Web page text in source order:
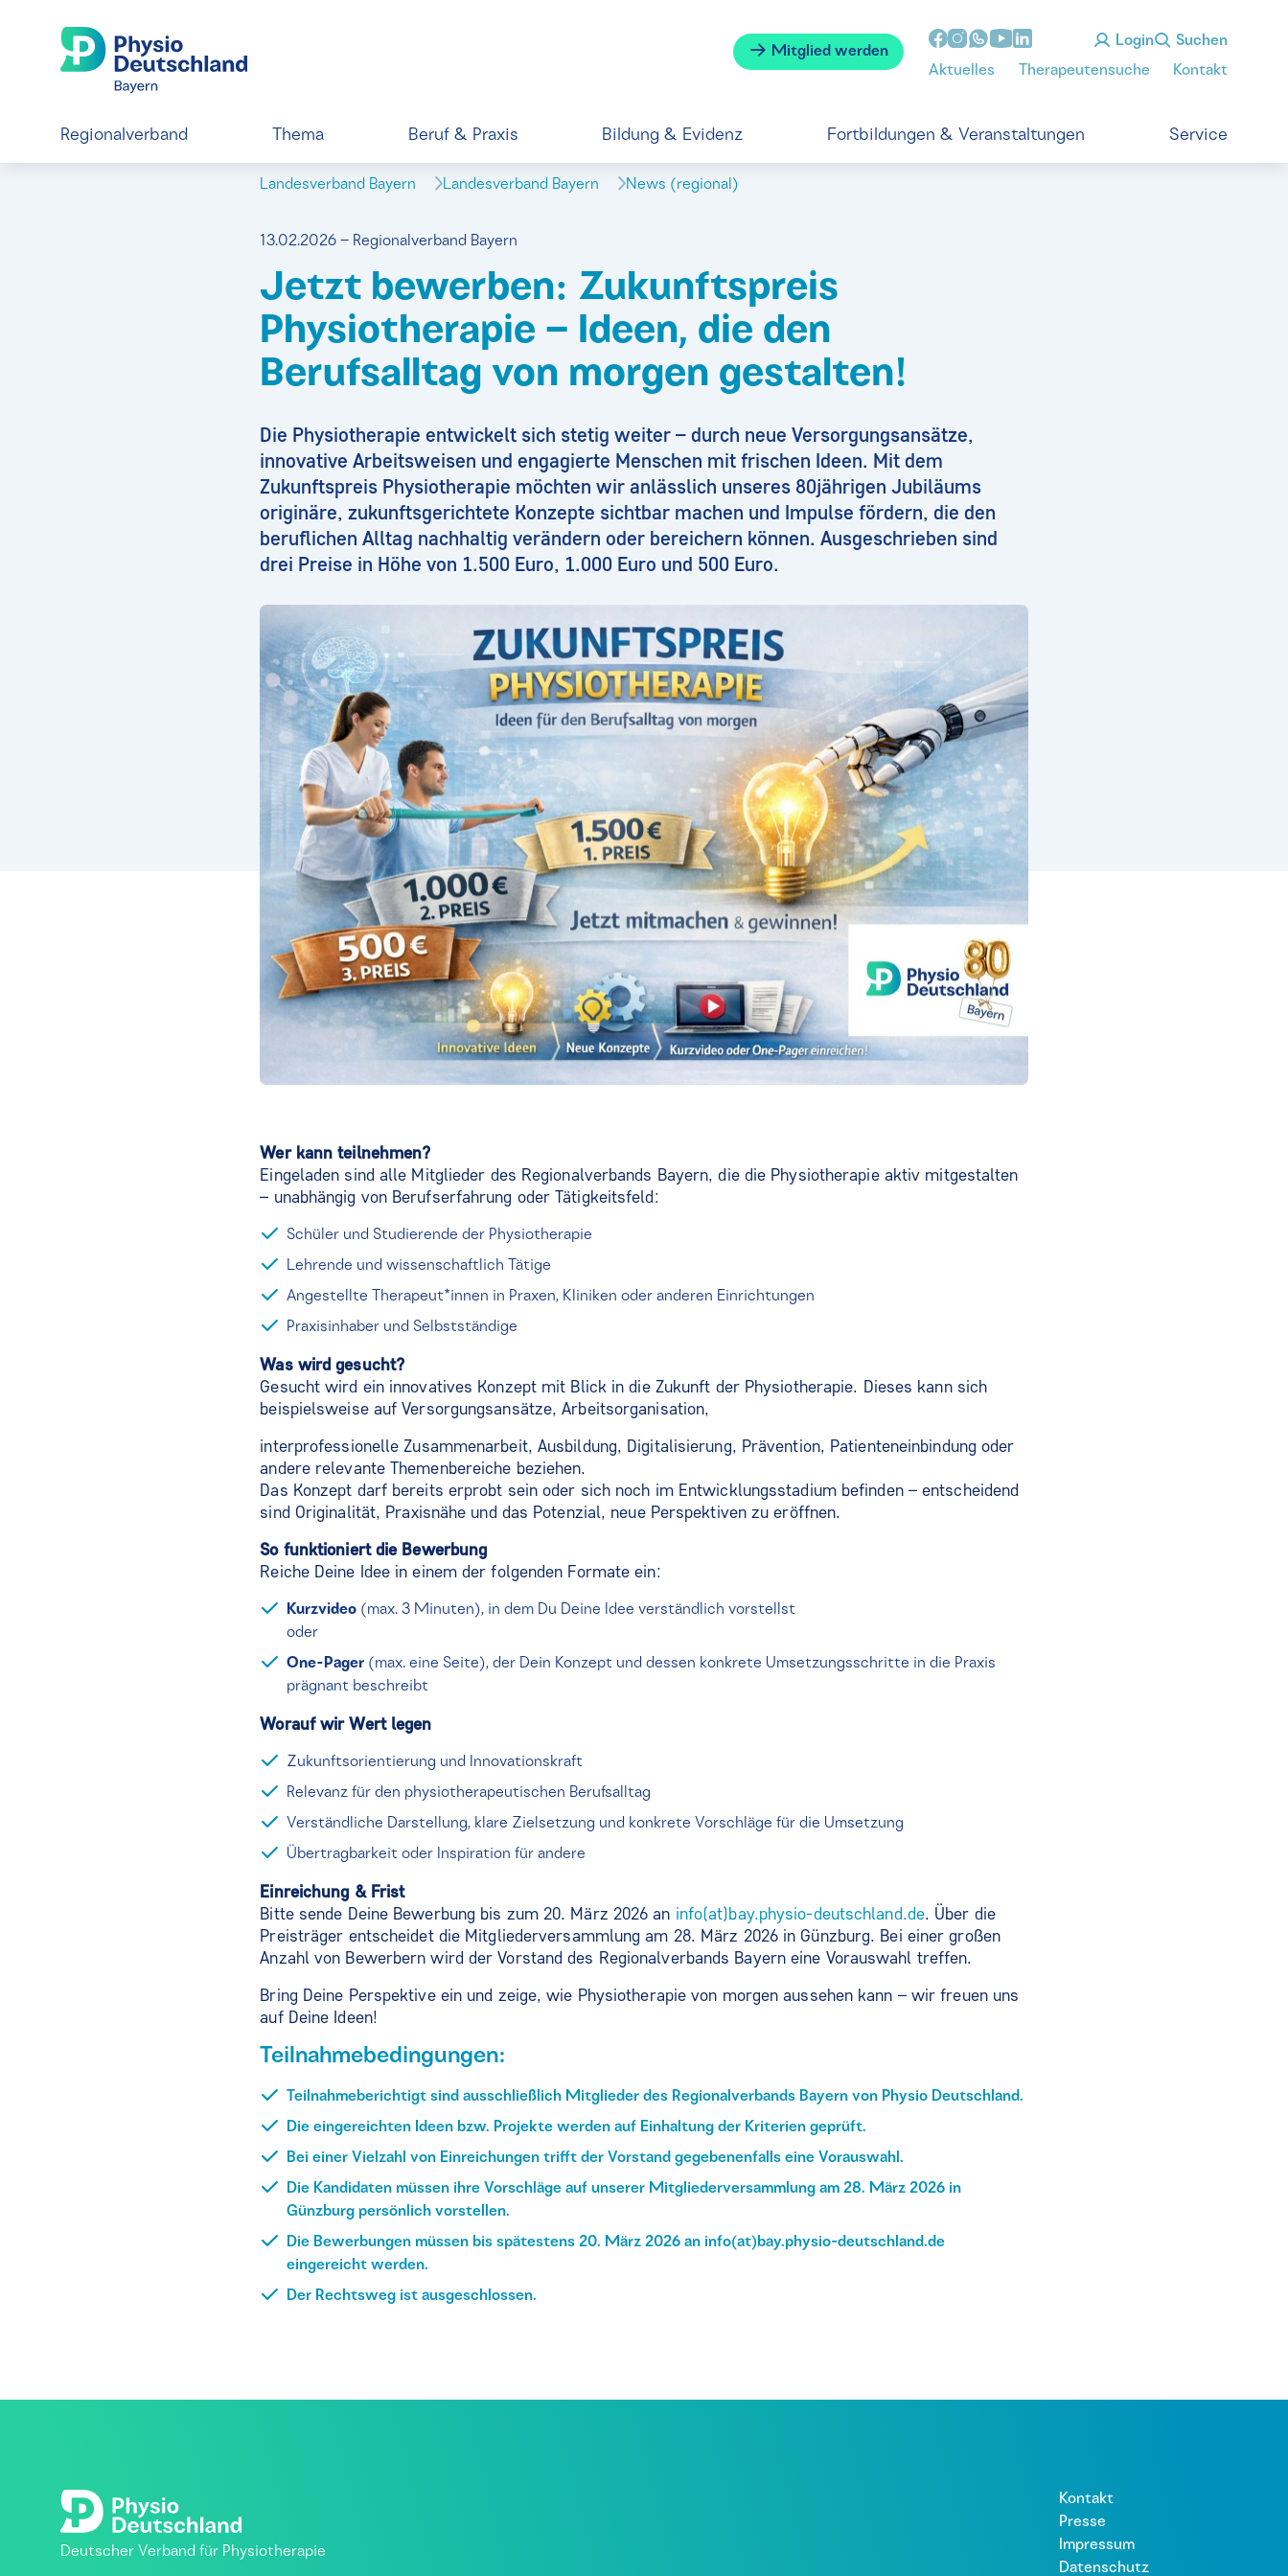
Mitglied werden
Login Suchen
Aktuelles Therapeutensuche Kontakt
Regionalverband Thema Beruf & Praxis Bildung & Evidenz Fortbildungen & Veranstaltungen Service
Landesverband Bayern Landesverband Bayern News (regional)
13.02.2026 – Regionalverband Bayern
Jetzt bewerben: Zukunftspreis
Physiotherapie – Ideen, die den
Berufsalltag von morgen gestalten!
Die Physiotherapie entwickelt sich stetig weiter – durch neue Versorgungsansätze,
innovative Arbeitsweisen und engagierte Menschen mit frischen Ideen. Mit dem
Zukunftspreis Physiotherapie möchten wir anlässlich unseres 80jährigen Jubiläums
originäre, zukunftsgerichtete Konzepte sichtbar machen und Impulse fördern, die den
beruflichen Alltag nachhaltig verändern oder bereichern können. Ausgeschrieben sind
drei Preise in Höhe von 1.500 Euro, 1.000 Euro und 500 Euro.
Wer kann teilnehmen?
Eingeladen sind alle Mitglieder des Regionalverbands Bayern, die die Physiotherapie aktiv mitgestalten
– unabhängig von Berufserfahrung oder Tätigkeitsfeld:
Schüler und Studierende der Physiotherapie
Lehrende und wissenschaftlich Tätige
Angestellte Therapeut*innen in Praxen, Kliniken oder anderen Einrichtungen
Praxisinhaber und Selbstständige
Was wird gesucht?
Gesucht wird ein innovatives Konzept mit Blick in die Zukunft der Physiotherapie. Dieses kann sich
beispielsweise auf Versorgungsansätze, Arbeitsorganisation,
interprofessionelle Zusammenarbeit, Ausbildung, Digitalisierung, Prävention, Patienteneinbindung oder
andere relevante Themenbereiche beziehen.
Das Konzept darf bereits erprobt sein oder sich noch im Entwicklungsstadium befinden – entscheidend
sind Originalität, Praxisnähe und das Potenzial, neue Perspektiven zu eröffnen.
So funktioniert die Bewerbung
Reiche Deine Idee in einem der folgenden Formate ein:
Kurzvideo (max. 3 Minuten), in dem Du Deine Idee verständlich vorstellst
oder
One-Pager (max. eine Seite), der Dein Konzept und dessen konkrete Umsetzungsschritte in die Praxis
prägnant beschreibt
Worauf wir Wert legen
Zukunftsorientierung und Innovationskraft
Relevanz für den physiotherapeutischen Berufsalltag
Verständliche Darstellung, klare Zielsetzung und konkrete Vorschläge für die Umsetzung
Übertragbarkeit oder Inspiration für andere
Einreichung & Frist
Bitte sende Deine Bewerbung bis zum 20. März 2026 an info(at)bay.physio-deutschland.de. Über die
Preisträger entscheidet die Mitgliederversammlung am 28. März 2026 in Günzburg. Bei einer großen
Anzahl von Bewerbern wird der Vorstand des Regionalverbands Bayern eine Vorauswahl treffen.
Bring Deine Perspektive ein und zeige, wie Physiotherapie von morgen aussehen kann – wir freuen uns
auf Deine Ideen!
Teilnahmebedingungen:
Teilnahmeberichtigt sind ausschließlich Mitglieder des Regionalverbands Bayern von Physio Deutschland.
Die eingereichten Ideen bzw. Projekte werden auf Einhaltung der Kriterien geprüft.
Bei einer Vielzahl von Einreichungen trifft der Vorstand gegebenenfalls eine Vorauswahl.
Die Kandidaten müssen ihre Vorschläge auf unserer Mitgliederversammlung am 28. März 2026 in
Günzburg persönlich vorstellen.
Die Bewerbungen müssen bis spätestens 20. März 2026 an info(at)bay.physio-deutschland.de
eingereicht werden.
Der Rechtsweg ist ausgeschlossen.
Deutscher Verband für Physiotherapie
Kontakt
Presse
Impressum
Datenschutz